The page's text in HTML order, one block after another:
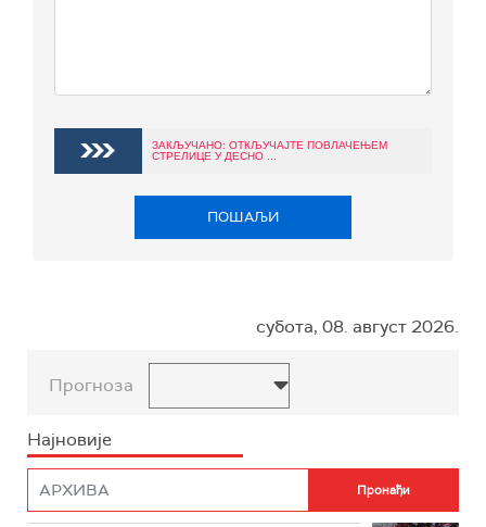
ЗАКЉУЧАНО: ОТКЉУЧАЈТЕ ПОВЛАЧЕЊЕМ
СТРЕЛИЦЕ У ДЕСНО ...
ПОШАЉИ
субота, 08. август 2026.
Прогноза
Најновије